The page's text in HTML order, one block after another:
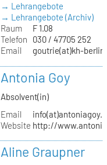
→ Lehrangebote
→ Lehrangebote (Archiv)
Raum
F 1.08
Telefon
030 / 47705 252
Email
goutrie(at)kh-
Antonia Goy
Absolvent(in)
Email
Website http://
Aline Graupner